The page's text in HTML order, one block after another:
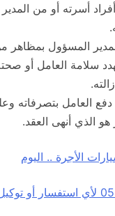
أسرته أو من
المسؤول بمظاهر من
سلامة العامل أو
العامل بتصرفاته
الذي أنهى العقد.
الأجرة .. اليوم